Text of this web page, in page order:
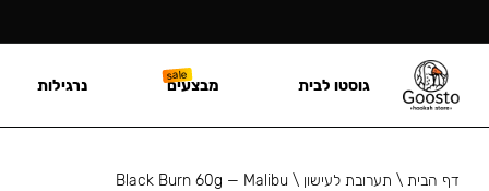
דף הבית\ תערובת לעישון \
Black Burn 60g — Malibu
גוסטו לבית מבצעים נרגילות